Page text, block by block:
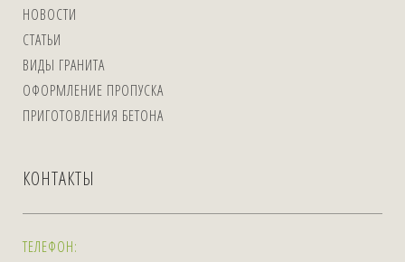
НОВОСТИ
СТАТЬИ
ВИДЫ ГРАНИТА
ОФОРМЛЕНИЕ ПРОПУСКА
ПРИГОТОВЛЕНИЯ БЕТОНА
КОНТАКТЫ
ТЕЛЕФОН: